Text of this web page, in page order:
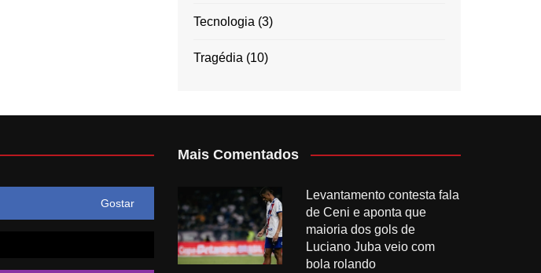
Tecnologia (3)
Tragédia (10)
Gostar
Mais Comentados
Levantamento contesta fala
de Ceni e aponta que
maioria dos gols de
Luciano Juba veio com
bola rolando